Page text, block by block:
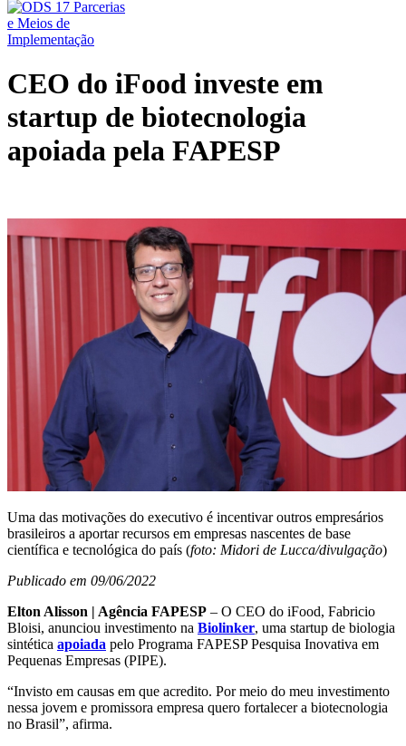
CEO do iFood investe em
startup de biotecnologia
apoiada pela FAPESP
Uma das motivações do executivo é incentivar outros empresários
brasileiros a aportar recursos em empresas nascentes de base
científica e tecnológica do país (foto: Midori de Lucca/divulgação)
Publicado em 09/06/2022
Elton Alisson | Agência FAPESP – O CEO do iFood, Fabricio
Bloisi, anunciou investimento na Biolinker, uma startup de biologia
sintética apoiada pelo Programa FAPESP Pesquisa Inovativa em
Pequenas Empresas (PIPE).
“Invisto em causas em que acredito. Por meio do meu investimento
nessa jovem e promissora empresa quero fortalecer a biotecnologia
no Brasil”, afirma.